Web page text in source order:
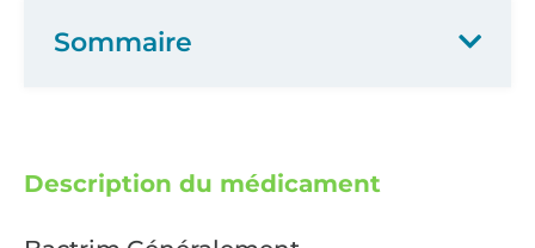
Description du médicament
Sommaire